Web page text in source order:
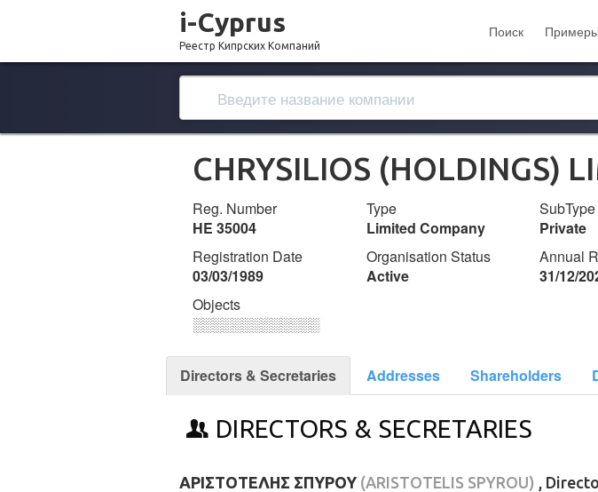
i-Cyprus
Реестр Кипрских Компаний
Поиск Примеры
CHRYSILIOS (HOLDINGS)
Reg. Number
ΗΕ 35004
Type
Limited Company
SubType
Private
Registration Date
03/03/1989
Organisation Status
Active
Annual
31/12/
Objects
░░░░░░░░░░░░░
Directors & Secretaries Addresses Shareholders
DIRECTORS & SECRETARIES
ΑΡΙΣΤΟΤΕΛΗΣ ΣΠΥΡΟΥ (ARISTOTELIS SPYROU) ,